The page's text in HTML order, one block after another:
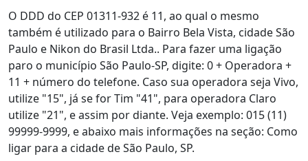
O DDD do CEP 01311-932 é 11, ao qual o mesmo
também é utilizado para o Bairro Bela Vista, cidade São
Paulo e Nikon do Brasil Ltda.. Para fazer uma ligação
paro o município São Paulo-SP, digite: 0 + Operadora +
11 + número do telefone. Caso sua operadora seja Vivo,
utilize "15", já se for Tim "41", para operadora Claro
utilize "21", e assim por diante. Veja exemplo: 015 (11)
99999-9999, e abaixo mais informações na seção: Como
ligar para a cidade de São Paulo, SP.